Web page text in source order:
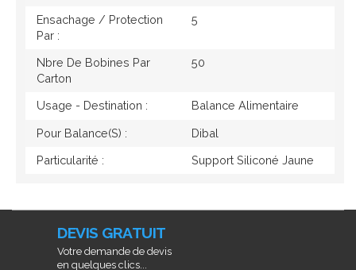
Ensachage / Protection
Par :
5
Nbre De Bobines Par
Carton
50
Usage - Destination : Balance Alimentaire
Pour Balance(s) : Dibal
Particularité : Support Siliconé Jaune
DEVIS GRATUIT
Votre demande de devis
en quelques clics...